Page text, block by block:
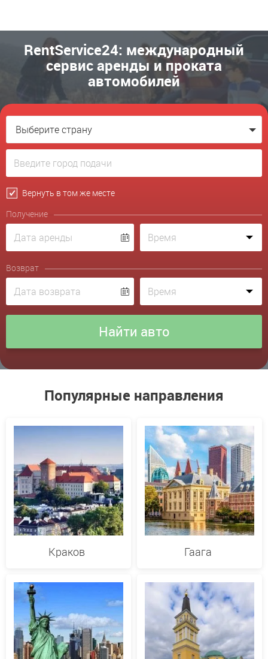
RentService24: международный
сервис аренды и проката
автомобилей
Выберите страну
Вернуть в том же месте
Получение
Возврат
Популярные направления
Краков Гаага